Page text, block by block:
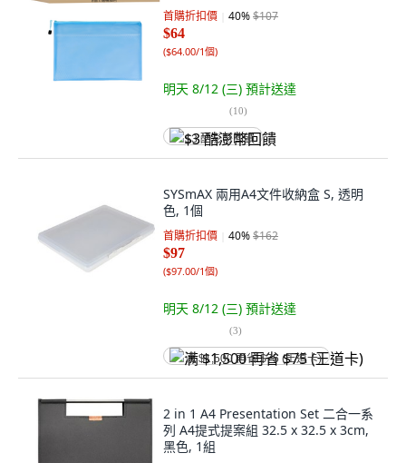
首購折扣價 40%$107
$64
($64.00/1個)
明天 8/12 (三) 預計送達
(10)
$3 酷澎幣回饋
SYSmAX 兩用A4文件收納盒 S, 透明
色, 1個
首購折扣價 40%$162
$97
($97.00/1個)
明天 8/12 (三) 預計送達
(3)
满 $1,500 再省 $75 (王道卡)
2 in 1 A4 Presentation Set 二合一系
列 A4提式提案組 32.5 x 32.5 x 3cm,
黑色, 1組